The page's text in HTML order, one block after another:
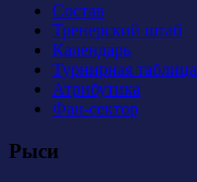
Состав
Тренерский штаб
Календарь
Турнирная таблица
Атрибутика
Фан-сектор
Рыси